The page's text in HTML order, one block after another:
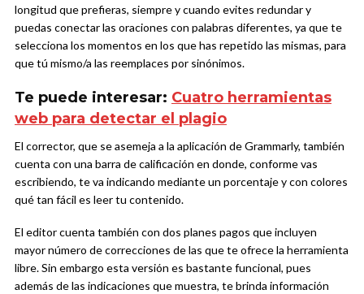
longitud que prefieras, siempre y cuando evites redundar y
puedas conectar las oraciones con palabras diferentes, ya que te
selecciona los momentos en los que has repetido las mismas, para
que tú mismo/a las reemplaces por sinónimos.
Te puede interesar: Cuatro herramientas
web para detectar el plagio
El corrector, que se asemeja a la aplicación de Grammarly, también
cuenta con una barra de calificación en donde, conforme vas
escribiendo, te va indicando mediante un porcentaje y con colores
qué tan fácil es leer tu contenido.
El editor cuenta también con dos planes pagos que incluyen
mayor número de correcciones de las que te ofrece la herramienta
libre. Sin embargo esta versión es bastante funcional, pues
además de las indicaciones que muestra, te brinda información